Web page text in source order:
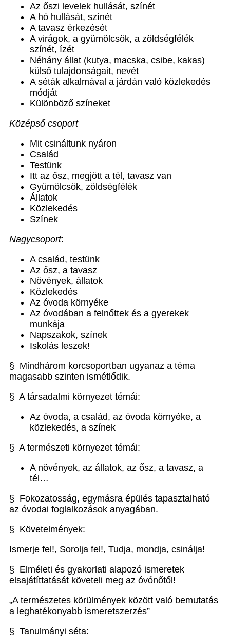
Az őszi levelek hullását, színét
A hó hullását, színét
A tavasz érkezését
A virágok, a gyümölcsök, a zöldségfélék
színét, ízét
Néhány állat (kutya, macska, csibe, kakas)
külső tulajdonságait, nevét
A séták alkalmával a járdán való közlekedés
módját
Különböző színeket
Középső csoport
Mit csináltunk nyáron
Család
Testünk
Itt az ősz, megjött a tél, tavasz van
Gyümölcsök, zöldségfélék
Állatok
Közlekedés
Színek
Nagycsoport:
A család, testünk
Az ősz, a tavasz
Növények, állatok
Közlekedés
Az óvoda környéke
Az óvodában a felnőttek és a gyerekek
munkája
Napszakok, színek
Iskolás leszek!
§ Mindhárom korcsoportban ugyanaz a téma
magasabb szinten ismétlődik.
§ A társadalmi környezet témái:
Az óvoda, a család, az óvoda környéke, a
közlekedés, a színek
§ A természeti környezet témái:
A növények, az állatok, az ősz, a tavasz, a
tél…
§ Fokozatosság, egymásra épülés tapasztalható
az óvodai foglalkozások anyagában.
§ Követelmények:
Ismerje fel!, Sorolja fel!, Tudja, mondja, csinálja!
§ Elméleti és gyakorlati alapozó ismeretek
elsajátíttatását követeli meg az óvónőtől!
„A természetes körülmények között való bemutatás
a leghatékonyabb ismeretszerzés”
§ Tanulmányi séta: